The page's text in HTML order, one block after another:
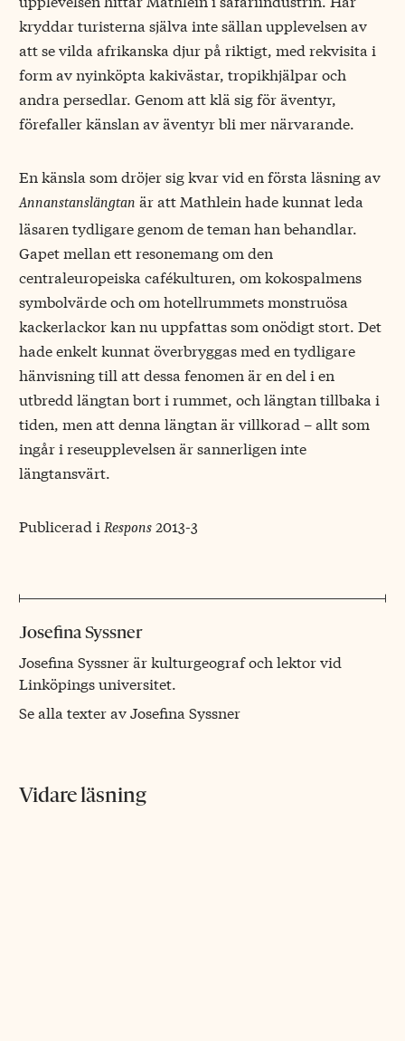
kryddar turisterna själva inte sällan upplevelsen av
att se vilda afrikanska djur på riktigt, med rekvisita i
form av nyinköpta kakivästar, tropikhjälpar och
andra persedlar. Genom att klä sig för äventyr,
förefaller känslan av äventyr bli mer närvarande.
En känsla som dröjer sig kvar vid en första läsning av
Annanstanslängtan är att Mathlein hade kunnat leda
läsaren tydligare genom de teman han behandlar.
Gapet mellan ett resonemang om den
centraleuropeiska cafékulturen, om kokospalmens
symbolvärde och om hotellrummets monstruösa
kackerlackor kan nu uppfattas som onödigt stort. Det
hade enkelt kunnat överbryggas med en tydligare
hänvisning till att dessa fenomen är en del i en
utbredd längtan bort i rummet, och längtan tillbaka i
tiden, men att denna längtan är villkorad – allt som
ingår i reseupplevelsen är sannerligen inte
längtansvärt.
Publicerad i Respons 2013-3
Josefina Syssner
Josefina Syssner är kulturgeograf och lektor vid
Linköpings universitet.
Se alla texter av Josefina Syssner
Vidare läsning